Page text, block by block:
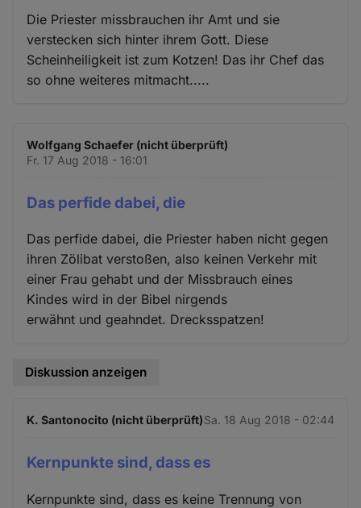
Die Priester missbrauchen ihr Amt und sie
verstecken sich hinter ihrem Gott. Diese
Scheinheiligkeit ist zum Kotzen! Das ihr Chef das
so ohne weiteres mitmacht.....
Wolfgang Schaefer (nicht überprüft)
Fr. 17 Aug 2018 - 16:01
Das perfide dabei, die
Das perfide dabei, die Priester haben nicht gegen
ihren Zölibat verstoßen, also keinen Verkehr mit
einer Frau gehabt und der Missbrauch eines
Kindes wird in der Bibel nirgends
erwähnt und geahndet. Drecksspatzen!
Diskussion anzeigen
K. Santonocito (nicht überprüft)Sa. 18 Aug 2018 - 02:44
Kernpunkte sind, dass es
Kernpunkte sind, dass es keine Trennung von